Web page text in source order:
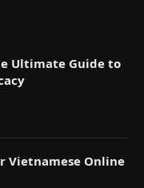
Ultimate Guide to
Vietnamese Online